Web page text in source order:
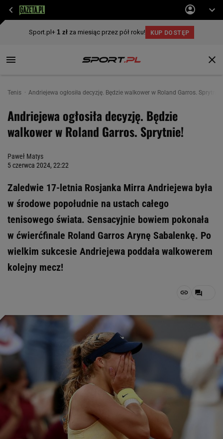
Tenis Andriejewa ogłosiła decyzję. Będzie walkower w Roland Garros. Sprytnie!
Andriejewa ogłosiła decyzję. Będzie
walkower w Roland Garros. Sprytnie!
Paweł Matys
5 czerwca 2024, 22:22
Zaledwie 17-letnia Rosjanka Mirra Andriejewa była
w środowe popołudnie na ustach całego
tenisowego świata. Sensacyjnie bowiem pokonała
w ćwierćfinale Roland Garros Arynę Sabalenkę. Po
wielkim sukcesie Andriejewa poddała walkowerem
kolejny mecz!